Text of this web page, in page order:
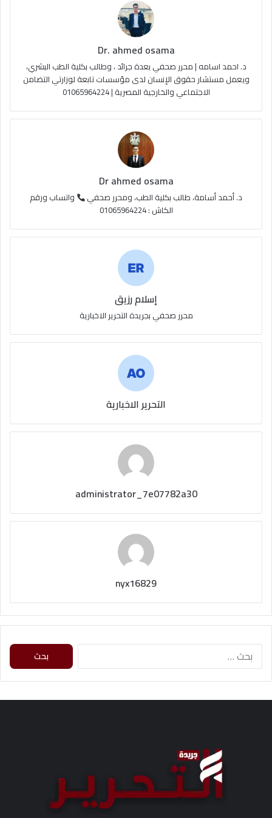
e
ا
م
ا
ل
م
و
R
S
S
Dr. ahmed osama
د. احمد اسامه | محرر صحفي بعدة جرائد ، وطالب بكلية الطب البشري،
ويعمل مستشار حقوق الإنسان لدى مؤسسات تابعة لوزارتي التضامن
الاجتماعي والخارجية المصرية | 01065964224
Dr ahmed osama
د. أحمد أسامة، طالب بكلية الطب، ومحرر صحفي
واتساب ورقم
الكاش : 01065964224
إسلام رزيق
محرر صحفي بجريدة التحرير الاخبارية
التحرير الاخبارية
administrator_7e07782a30
nyx16829
ث